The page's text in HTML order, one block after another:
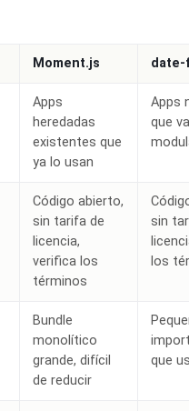
Moment.js date-
Apps
heredadas
existentes que
ya lo usan
Apps
que
Código abierto,
sin tarifa de
licencia,
verifica los
términos
sin
los
Bundle
monolítico
grande, difícil
de reducir
que